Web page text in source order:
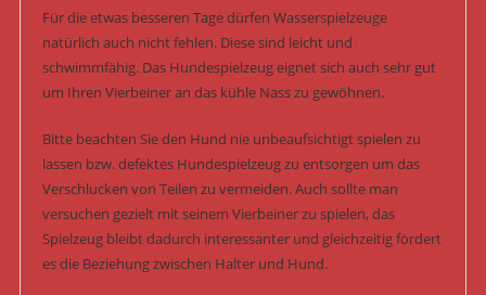
Für die etwas besseren Tage dürfen Wasserspielzeuge
natürlich auch nicht fehlen. Diese sind leicht und
schwimmfähig. Das Hundespielzeug eignet sich auch sehr gut
um Ihren Vierbeiner an das kühle Nass zu gewöhnen.
Bitte beachten Sie den Hund nie unbeaufsichtigt spielen zu
lassen bzw. defektes Hundespielzeug zu entsorgen um das
Verschlucken von Teilen zu vermeiden. Auch sollte man
versuchen gezielt mit seinem Vierbeiner zu spielen, das
Spielzeug bleibt dadurch interessanter und gleichzeitig fördert
es die Beziehung zwischen Halter und Hund.